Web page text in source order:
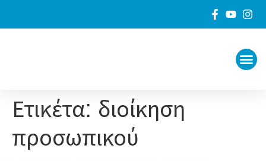
Ετικέτα: διοίκηση
προσωπικού